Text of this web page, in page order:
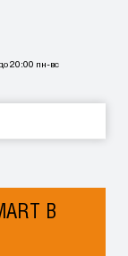
20:00 пн-вс
В